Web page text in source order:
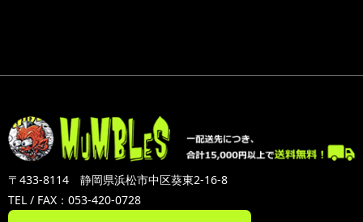
〒433-8114 静岡県浜松市中区葵東2-16-8
TEL / FAX：053-420-0728